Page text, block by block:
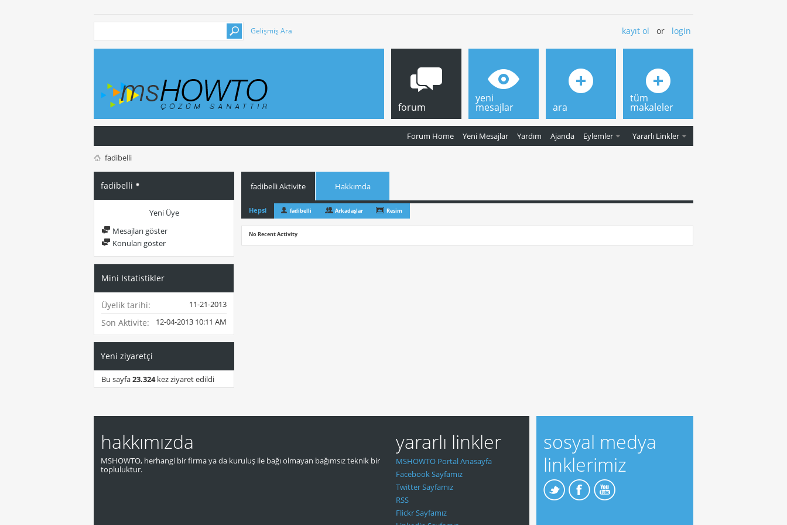
Gelişmiş Ara kayıt ol or login
forum
Forum Home Yeni Mesajlar Yardım Ajanda Eylemler Yararlı Linkler
yeni
mesajlar ara
tüm
makaleler
fadibelli
fadibelli
Yeni Üye
Mesajları göster
Konuları göster
Mini Istatistikler
Üyelik tarihi 11-21-2013
Son Aktivite 12-04-2013 10:11 AM
Yeni ziyaretçi
Bu sayfa23.324kez ziyaret edildi
fadibelli Aktivite Hakkımda
Hepsi fadibelli Arkadaşlar Resim
No Recent Activity
hakkımızda
MSHOWTO, herhangi bir firma ya da kuruluş ile bağı olmayan bağımsız teknik bir
topluluktur.
yararlı linkler
MSHOWTO Portal Anasayfa
Facebook Sayfamız
Twitter Sayfamız
RSS
Flickr Sayfamız
sosyal medya
linklerimiz